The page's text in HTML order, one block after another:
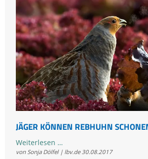
bleiben
JÄGER KÖNNEN REBHUHN
Weiterlesen …
können
von Sonja Dölfel | lbv.de 30.08.2017